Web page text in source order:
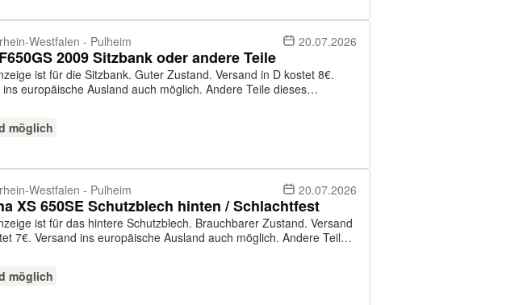
Westfalen - Pulheim 20.07.2026
2009 Sitzbank oder andere Teile
ist für die Sitzbank. Guter Zustand. Versand in D kostet 8€.
ins europäische Ausland auch möglich. Andere Teile dieses
bitte anfragen! Bezahlung kann per PayPal an Freunde, oder per
Gebühren, oder per S...
möglich
Westfalen - Pulheim 20.07.2026
XS 650SE Schutzblech hinten / Schlachtfest
ist für das hintere Schutzblech. Brauchbarer Zustand. Versand
7€. Versand ins europäische Ausland auch möglich. Andere Teile
bitte anfragen! Bezahlung kann per PayPal an Freunde,
plus Geb...
möglich